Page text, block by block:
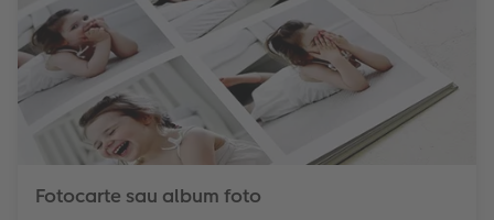
Fotocarte sau album foto